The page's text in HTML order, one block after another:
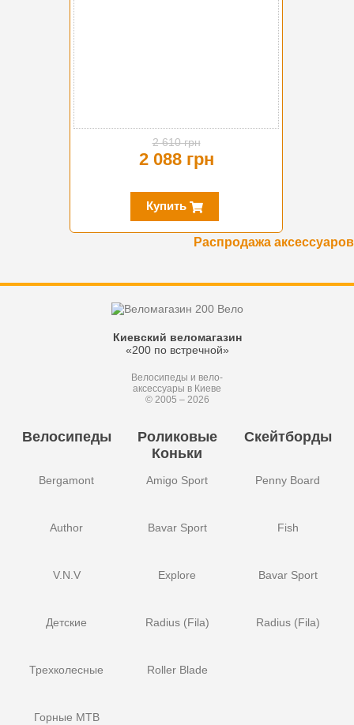
2 610 грн
2 088 грн
Купить
Распродажа аксессуаров
Киевский веломагазин
«200 по встречной»
Велосипеды и вело-
аксессуары в Киеве
© 2005 – 2026
Велосипеды
Bergamont
Author
V.N.V
Детские
Трехколесные
Горные MTB
Роликовые
Коньки
Amigo Sport
Bavar Sport
Explore
Radius (Fila)
Roller Blade
Скейтборды
Penny Board
Fish
Bavar Sport
Radius (Fila)